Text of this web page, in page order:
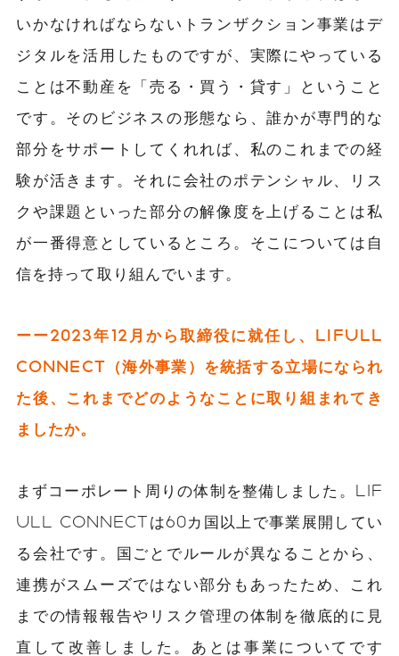
いかなければならないトランザクション事業はデ
ジタルを活用したものですが、実際にやっている
ことは不動産を「売る・買う・貸す」ということ
です。そのビジネスの形態なら、誰かが専門的な
部分をサポートしてくれれば、私のこれまでの経
験が活きます。それに会社のポテンシャル、リス
クや課題といった部分の解像度を上げることは私
が一番得意としているところ。そこについては自
信を持って取り組んでいます。
ーー2023年12月から取締役に就任し、LIFULL
CONNECT（海外事業）を統括する立場になられ
た後、これまでどのようなことに取り組まれてき
ましたか。
まずコーポレート周りの体制を整備しました。LIF
ULL CONNECTは60カ国以上で事業展開してい
る会社です。国ごとでルールが異なることから、
連携がスムーズではない部分もあったため、これ
までの情報報告やリスク管理の体制を徹底的に見
直して改善しました。あとは事業についてです